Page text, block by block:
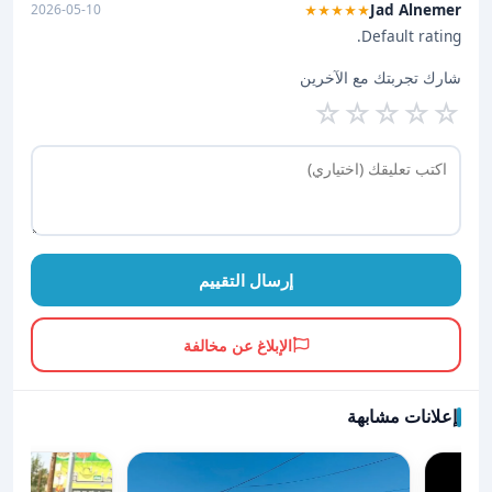
Jad Alnemer
★★★★★
2026-05-10
Default rating.
شارك تجربتك مع الآخرين
☆
☆
☆
☆
☆
إرسال التقييم
الإبلاغ عن مخالفة
إعلانات مشابهة